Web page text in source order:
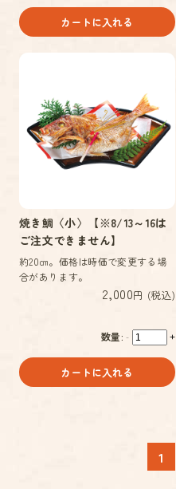
カートに入れる
焼き鯛〈小〉【※8/13～16は
ご注文できません】
約20㎝。価格は時価で変更する場
合があります。
2,000円 (税込)
数量: - +
カートに入れる
1